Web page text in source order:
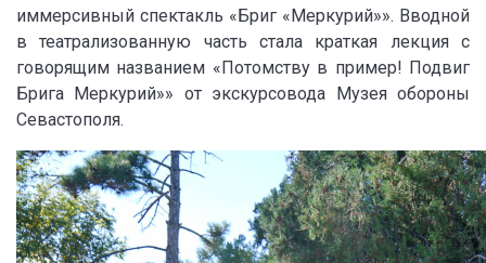
иммерсивный спектакль «Бриг «Меркурий»». Вводной
в театрализованную часть стала краткая лекция с
говорящим названием «Потомству в пример! Подвиг
Брига Меркурий»» от экскурсовода Музея обороны
Севастополя.